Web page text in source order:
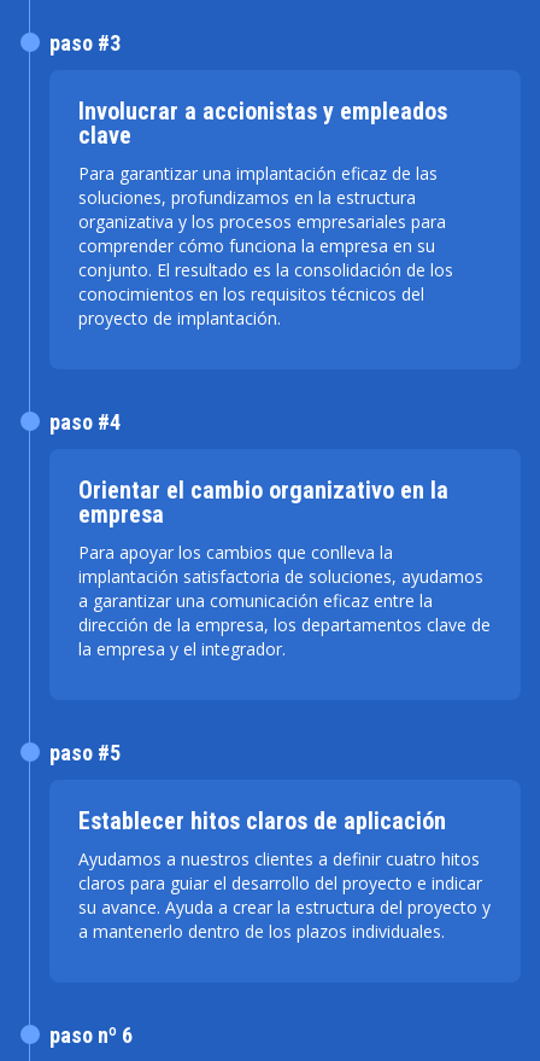
Involucrar a accionistas y empleados
clave
Para garantizar una implantación eficaz de las
soluciones, profundizamos en la estructura
organizativa y los procesos empresariales para
comprender cómo funciona la empresa en su
conjunto. El resultado es la consolidación de los
conocimientos en los requisitos técnicos del
proyecto de implantación.
paso #3
Orientar el cambio organizativo en la
empresa
Para apoyar los cambios que conlleva la
implantación satisfactoria de soluciones, ayudamos
a garantizar una comunicación eficaz entre la
dirección de la empresa, los departamentos clave de
la empresa y el integrador.
paso #4
Establecer hitos claros de aplicación
Ayudamos a nuestros clientes a definir cuatro hitos
claros para guiar el desarrollo del proyecto e indicar
su avance. Ayuda a crear la estructura del proyecto y
a mantenerlo dentro de los plazos individuales.
paso #5
paso nº 6